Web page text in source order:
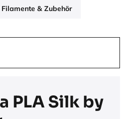
& Zubehör
PLA Silk by